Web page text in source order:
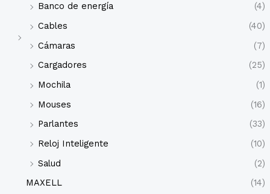
Banco de energía
(4)
Cables
(40)
Cámaras
(7)
Cargadores
(25)
Mochila
(1)
Mouses
(16)
Parlantes
(33)
Reloj Inteligente
(10)
Salud
(2)
MAXELL
(14)